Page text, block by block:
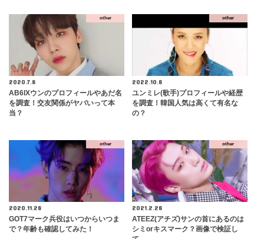
other
2020.7.8
AB6IXウンのプロフィールやあだ名
を調査！交友関係がヤバいって本
当？
other
2022.10.8
ユンミレ(歌手)プロフィールや経歴
を調査！韓国人気は高くて有名な
の？
other
2020.11.28
GOT7マーク兵役はいつからいつま
で？年齢も確認してみた！
other
2021.2.28
ATEEZ(アチズ)サンの首にあるのは
シミorキスマーク？画像で検証し